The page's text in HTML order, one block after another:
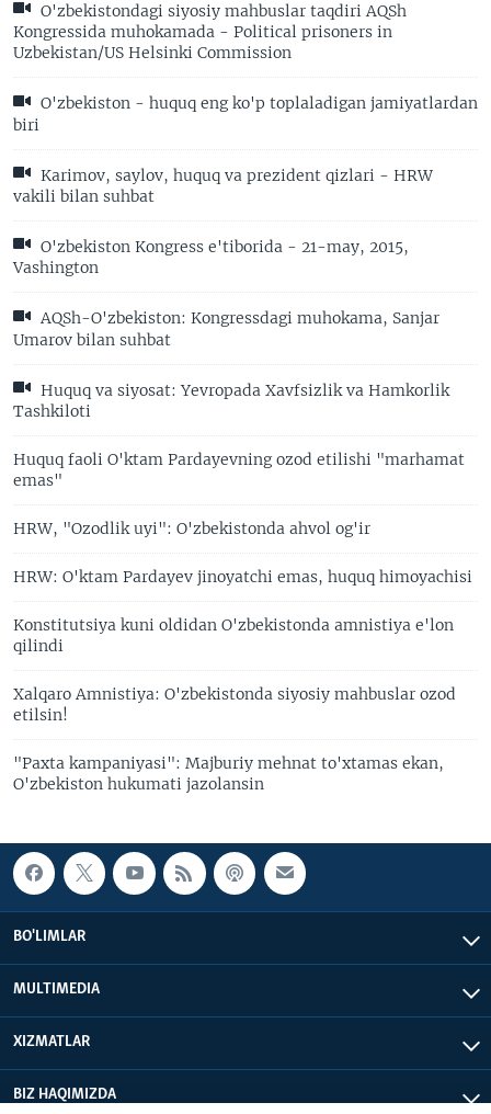
O'zbekistondagi siyosiy mahbuslar taqdiri AQSh
Kongressida muhokamada - Political prisoners in
Uzbekistan/US Helsinki Commission
O'zbekiston - huquq eng ko'p toplaladigan jamiyatlardan
biri
Karimov, saylov, huquq va prezident qizlari - HRW
vakili bilan suhbat
O'zbekiston Kongress e'tiborida - 21-may, 2015,
Vashington
AQSh-O'zbekiston: Kongressdagi muhokama, Sanjar
Umarov bilan suhbat
Huquq va siyosat: Yevropada Xavfsizlik va Hamkorlik
Tashkiloti
Huquq faoli O'ktam Pardayevning ozod etilishi "marhamat
emas"
HRW, "Ozodlik uyi": O'zbekistonda ahvol og'ir
HRW: O'ktam Pardayev jinoyatchi emas, huquq himoyachisi
Konstitutsiya kuni oldidan O'zbekistonda amnistiya e'lon
qilindi
Xalqaro Amnistiya: O'zbekistonda siyosiy mahbuslar ozod
etilsin!
"Paxta kampaniyasi": Majburiy mehnat to'xtamas ekan,
O'zbekiston hukumati jazolansin
BO'LIMLAR
MULTIMEDIA
XIZMATLAR
BIZ HAQIMIZDA